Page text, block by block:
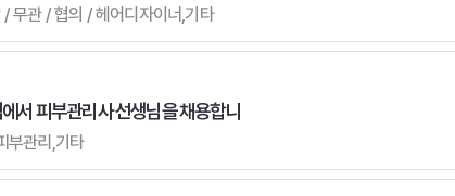
무관 / 협의 / 헤어디자이너,기타
서 피부관리사 선생님을 채용합니
부관리,기타